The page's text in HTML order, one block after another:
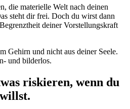
die materielle Welt nach deinen
steht dir frei. Doch du wirst dann
deiner Vorstellungskraft
Gehirn und nicht aus deiner Seele.
und bilderlos.
riskieren, wenn du